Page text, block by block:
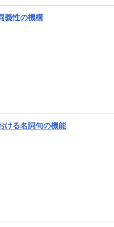
義性の機構
ける名詞句の機能